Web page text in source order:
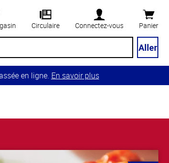
Circulaire Connectez-vous Panier
Aller
en ligne. En savoir plus